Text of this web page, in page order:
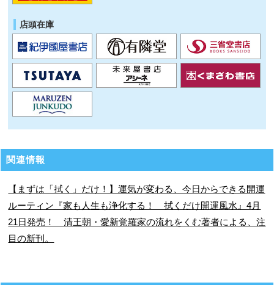
店頭在庫
関連情報
【まずは「拭く」だけ！】運気が変わる、今日からできる開運
ルーティン『家も人生も浄化する！ 拭くだけ開運風水』4月
21日発売！ 清王朝・愛新覚羅家の流れをくむ著者による、注
目の新刊。